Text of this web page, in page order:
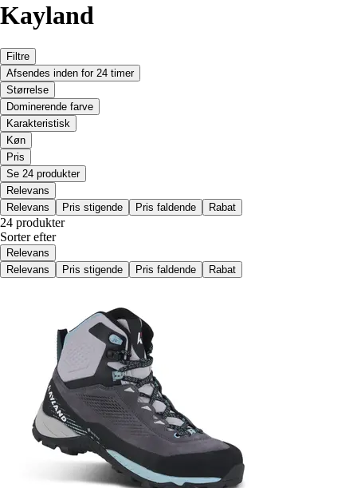
Kayland
Filtre
Afsendes inden for 24 timer
Størrelse
Dominerende farve
Karakteristisk
Køn
Pris
Se 24 produkter
Relevans
Relevans
Pris stigende Pris faldende Rabat
24 produkter
Sorter efter
Relevans
Relevans
Pris stigende Pris faldende Rabat